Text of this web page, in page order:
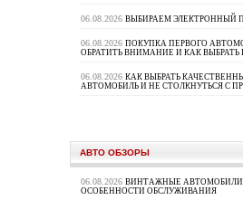
06.08.2026 ВЫБИРАЕМ ЭЛЕКТРОННЫЙ
06.08.2026 ПОКУПКА ПЕРВОГО
ОБРАТИТЬ ВНИМАНИЕ И КАК ВЫБРАТЬ
06.08.2026 КАК ВЫБРАТЬ
АВТОМОБИЛЬ И НЕ СТОЛКНУТЬСЯ С
АВТО ОБЗОРЫ
06.08.2026 ВИНТАЖНЫЕ
ОСОБЕННОСТИ ОБСЛУЖИВАНИЯ